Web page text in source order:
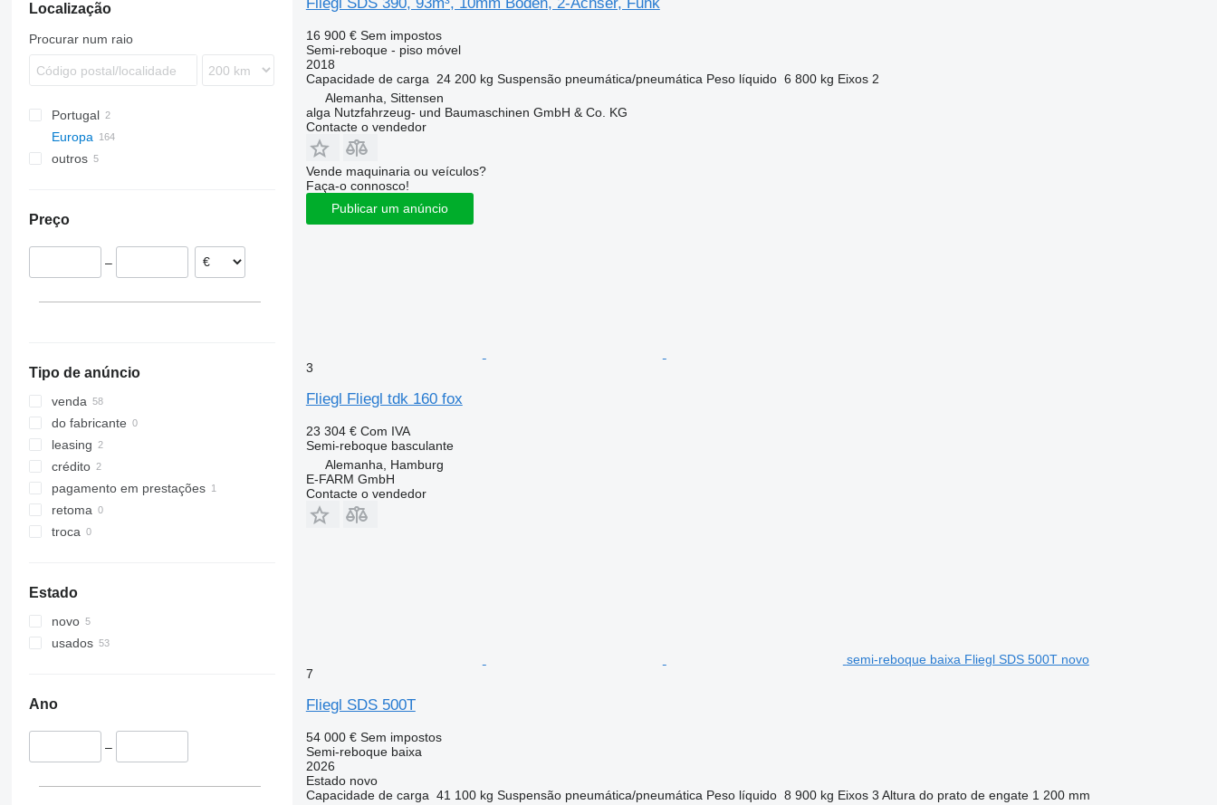
TKS
SGF
SPR
Localização
Procurar num raio
Portugal
Europa
Alemanha
Munich
Oldenburg
Áustria
República Checa
outros
Preço
–
Tipo de anúncio
venda
do fabricante
leasing
crédito
pagamento em prestações
retoma
troca
Estado
novo
usados
Ano
–
16 900 € Sem impostos
Semi-reboque - piso móvel
2018
Capacidade de carga
24 200 kg Suspensão pneumática/pneumática Peso líquido 6 800 kg Eixos 2
Alemanha, Sittensen
alga Nutzfahrzeug- und Baumaschinen GmbH & Co. KG
Contacte o vendedor
Vende maquinaria ou veículos?
Faça-o connosco!
Publicar um anúncio
3
Fliegl Fliegl tdk 160 fox
23 304 € Com IVA
Semi-reboque basculante
Alemanha, Hamburg
E-FARM GmbH
Contacte o vendedor
semi-reboque baixa Fliegl SDS 500T novo
7
Fliegl SDS 500T
54 000 € Sem impostos
Semi-reboque baixa
2026
Estadonovo
Capacidade de carga 41 100 kg Suspensão pneumática/pneumática Peso líquido 8 900 kg Eixos 3 Altura do prato de engate 1 200 mm